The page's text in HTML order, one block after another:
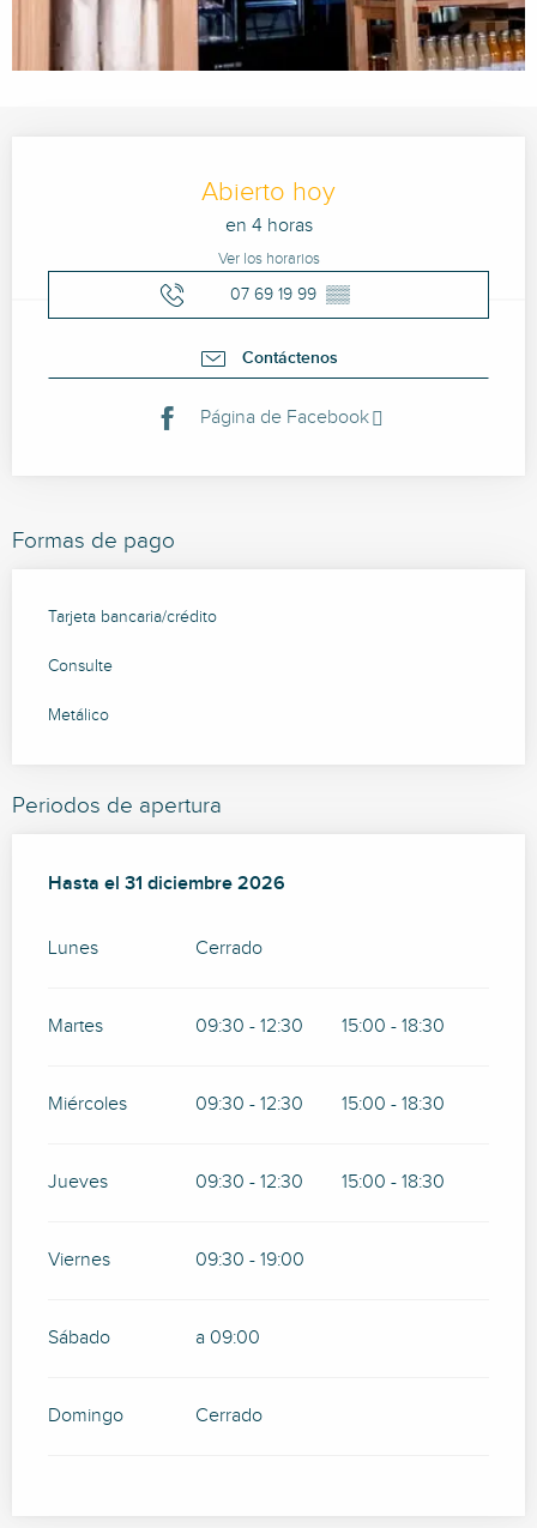
Abierto hoy
en 4 horas
Ver los horarios
07 69 19 99 ▒▒
Contáctenos
Página de Facebook
Formas de pago
Tarjeta bancaria/crédito
Consulte
Metálico
Periodos de apertura
Del6 enero 2026al31 diciembre 2026
Hasta el 31 diciembre 2026
Lunes Cerrado
Martes 09:30 - 12:30 15:00 - 18:30
Miércoles 09:30 - 12:30 15:00 - 18:30
Jueves 09:30 - 12:30 15:00 - 18:30
Viernes 09:30 - 19:00
Sábado a 09:00
Domingo Cerrado